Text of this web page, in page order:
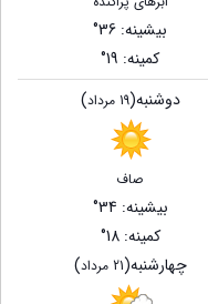
بیشینه: 36°
کمینه: 19°
دوشنبه(19 مرداد )
صاف
بیشینه: 34°
کمینه: 18°
چهارشنبه(21 مرداد )